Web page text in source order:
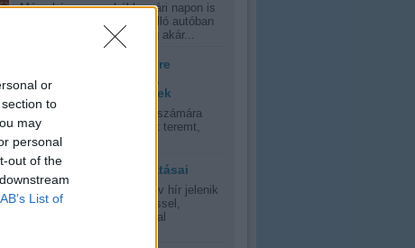
or
to
may
personal
out of the
List of
Még akár egy enyhébb nyári napon is
veszélyes lehet a napon álló autóban
ülni, kánikula esetén pedig akár...
Tanácsok hőség esetére
várandós anyukáknak,
kisgyermekes szülőknek
A nyári kánikula mindenki számára
olyan időjárási környezetet teremt,
vagy szubtrópusi,...
A napfény jótékony hatásai
Oly sok riasztás és negatív hír jelenik
meg manapság a napsütéssel,
napfénnyel, UV-sugrázással